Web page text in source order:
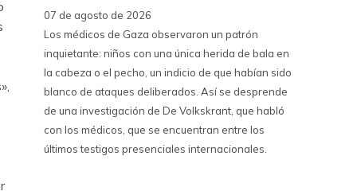
07 de agosto de 2026
Los médicos de Gaza observaron un patrón
inquietante: niños con una única herida de bala en
la cabeza o el pecho, un indicio de que habían sido
blanco de ataques deliberados. Así se desprende
de una investigación de De Volkskrant, que habló
con los médicos, que se encuentran entre los
últimos testigos presenciales internacionales.